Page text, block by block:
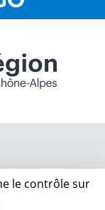
le contrôle sur